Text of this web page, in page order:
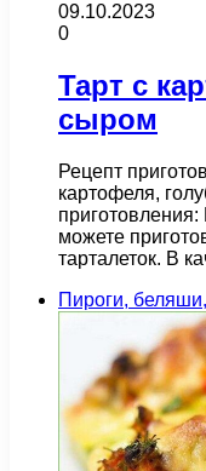
09.10.2023
0
Тарт с
сыром
Рецепт
картофеля,
можете
тарталеток. В
Пироги,